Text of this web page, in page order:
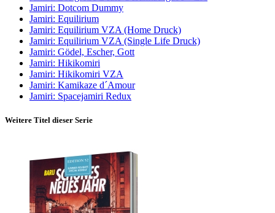
Jamiri: Dotcom Dummy
Jamiri: Equilirium
Jamiri: Equilirium VZA (Home Druck)
Jamiri: Equilirium VZA (Single Life Druck)
Jamiri: Gödel, Escher, Gott
Jamiri: Hikikomiri
Jamiri: Hikikomiri VZA
Jamiri: Kamikaze d´Amour
Jamiri: Spacejamiri Redux
Weitere Titel dieser Serie